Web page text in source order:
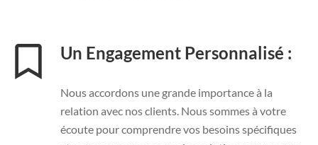
Un Engagement Personnalisé :
Nous accordons une grande importance à la
relation avec nos clients. Nous sommes à votre
écoute pour comprendre vos besoins spécifiques